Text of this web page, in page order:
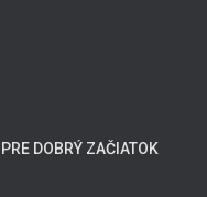
DOBRÝ ZAČIATOK